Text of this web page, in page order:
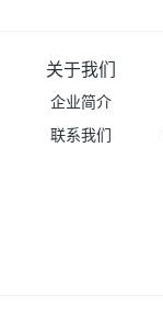
关于我们
企业简介
联系我们